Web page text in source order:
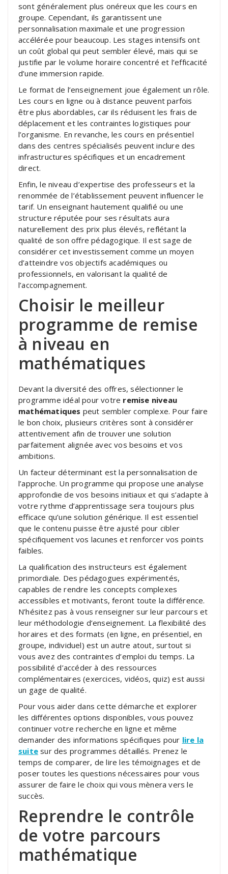
sont généralement plus onéreux que les cours en
groupe. Cependant, ils garantissent une
personnalisation maximale et une progression
accélérée pour beaucoup. Les stages intensifs ont
un coût global qui peut sembler élevé, mais qui se
justifie par le volume horaire concentré et l’efficacité
d’une immersion rapide.
Le format de l’enseignement joue également un rôle.
Les cours en ligne ou à distance peuvent parfois
être plus abordables, car ils réduisent les frais de
déplacement et les contraintes logistiques pour
l’organisme. En revanche, les cours en présentiel
dans des centres spécialisés peuvent inclure des
infrastructures spécifiques et un encadrement
direct.
Enfin, le niveau d’expertise des professeurs et la
renommée de l’établissement peuvent influencer le
tarif. Un enseignant hautement qualifié ou une
structure réputée pour ses résultats aura
naturellement des prix plus élevés, reflétant la
qualité de son offre pédagogique. Il est sage de
considérer cet investissement comme un moyen
d’atteindre vos objectifs académiques ou
professionnels, en valorisant la qualité de
l’accompagnement.
Choisir le meilleur
programme de remise
à niveau en
mathématiques
Devant la diversité des offres, sélectionner le
programme idéal pour votre remise niveau
mathématiques peut sembler complexe. Pour faire
le bon choix, plusieurs critères sont à considérer
attentivement afin de trouver une solution
parfaitement alignée avec vos besoins et vos
ambitions.
Un facteur déterminant est la personnalisation de
l’approche. Un programme qui propose une analyse
approfondie de vos besoins initiaux et qui s’adapte à
votre rythme d’apprentissage sera toujours plus
efficace qu’une solution générique. Il est essentiel
que le contenu puisse être ajusté pour cibler
spécifiquement vos lacunes et renforcer vos points
faibles.
La qualification des instructeurs est également
primordiale. Des pédagogues expérimentés,
capables de rendre les concepts complexes
accessibles et motivants, feront toute la différence.
N’hésitez pas à vous renseigner sur leur parcours et
leur méthodologie d’enseignement. La flexibilité des
horaires et des formats (en ligne, en présentiel, en
groupe, individuel) est un autre atout, surtout si
vous avez des contraintes d’emploi du temps. La
possibilité d’accéder à des ressources
complémentaires (exercices, vidéos, quiz) est aussi
un gage de qualité.
Pour vous aider dans cette démarche et explorer
les différentes options disponibles, vous pouvez
continuer votre recherche en ligne et même
demander des informations spécifiques pour lire la
suite sur des programmes détaillés. Prenez le
temps de comparer, de lire les témoignages et de
poser toutes les questions nécessaires pour vous
assurer de faire le choix qui vous mènera vers le
succès.
Reprendre le contrôle
de votre parcours
mathématique